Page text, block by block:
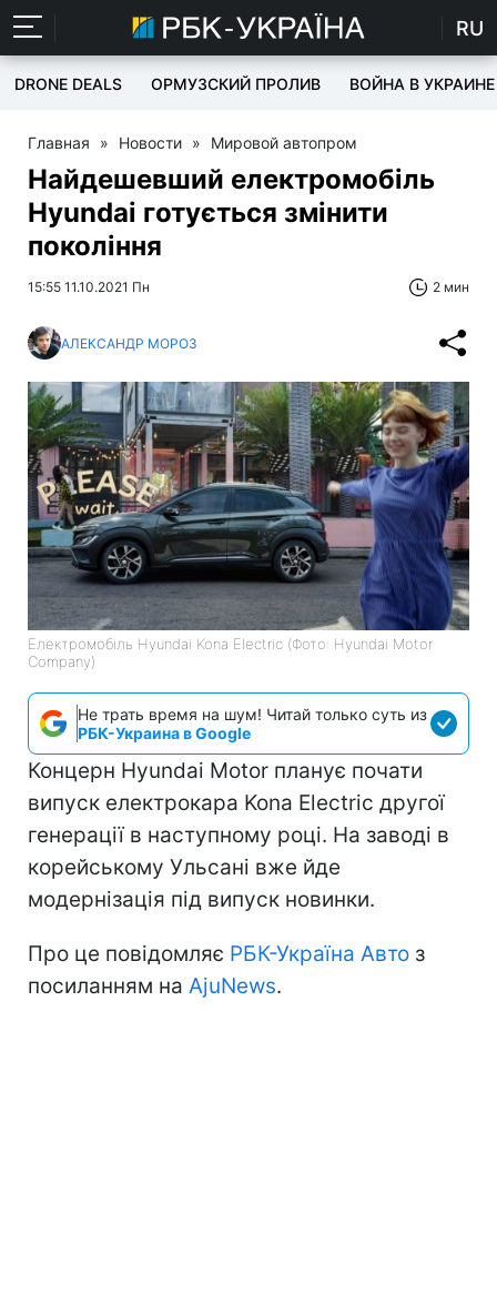
RU
DRONE DEALS ОРМУЗСКИЙ ПРОЛИВ ВОЙНА В УКРАИНЕ
Главная » Новости » Мировой автопром
Найдешевший електромобіль
Hyundai готується змінити
покоління
15:55 11.10.2021 Пн 2 мин
АЛЕКСАНДР МОРОЗ
Електромобіль Hyundai Kona Electric (Фото: Hyundai Motor
Company)
Не трать время на шум! Читай только суть из
РБК-Украина в Google
Концерн Hyundai Motor планує почати
випуск електрокара Kona Electric другої
генерації в наступному році. На заводі в
корейському Ульсані вже йде
модернізація під випуск новинки.
Про це повідомляє РБК-Україна Авто з
посиланням на AjuNews.